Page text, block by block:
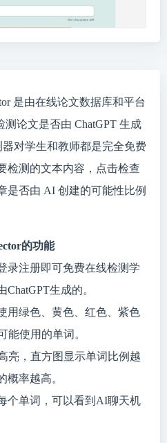
是由在线论文数据库和平台
测论文是否由 ChatGPT 生成
对学生和教师都是完全免费
检测的文本内容，点击检查
是否由 AI 创建的可能性比例
的功能
录注册即可免费在线检测学
生成的。
用绿色、黄色、红色、紫色
能使用的单词。
亮，直方图显示单词比例越
概率越高。
个单词，可以看到AI聊天机